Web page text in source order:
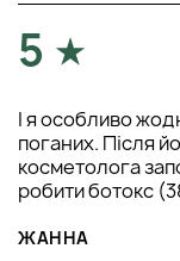
5
І я особливо
поганих. Після
косметолога
робити ботокс
ЖАННА